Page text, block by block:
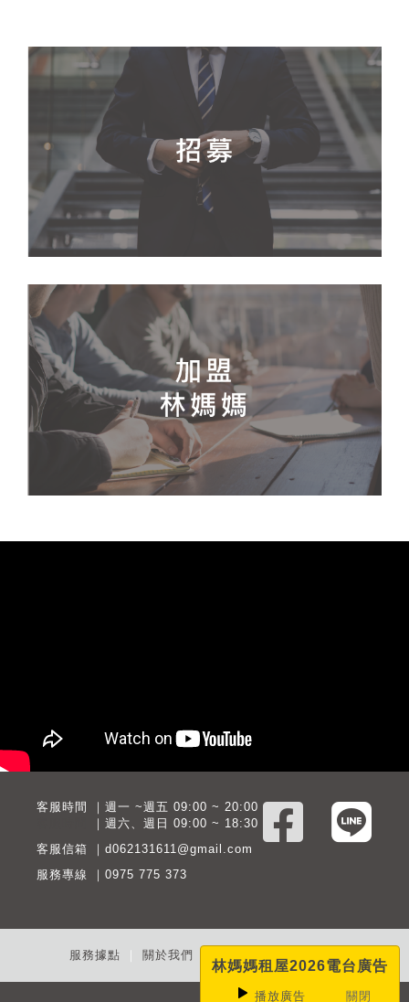
客服時間 ｜週一 ~週五 09:00 ~ 20:00
｜週六、週日 09:00 ~ 18:30
客服信箱 ｜d062131611@gmail.com
服務專線 ｜0975 775 373
服務據點 ｜ 關於我們
林媽媽租屋2026電台廣告
播放廣告 關閉